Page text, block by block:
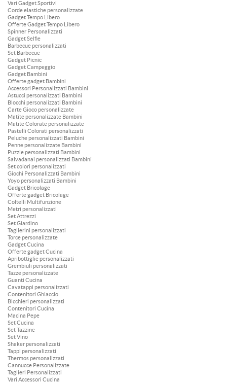
Vari Gadget Sportivi
Corde elastiche personalizzate
Gadget Tempo Libero
Offerte Gadget Tempo Libero
Spinner Personalizzati
Gadget Selfie
Barbecue personalizzati
Set Barbecue
Gadget Picnic
Gadget Campeggio
Gadget Bambini
Offerte gadget Bambini
Accessori Personalizzati Bambini
Astucci personalizzati Bambini
Blocchi personalizzati Bambini
Carte Gioco personalizzate
Matite personalizzate Bambini
Matite Colorate personalizzate
Pastelli Colorati personalizzati
Peluche personalizzati Bambini
Penne personalizzate Bambini
Puzzle personalizzati Bambini
Salvadanai personalizzati Bambini
Set colori personalizzati
Giochi Personalizzati Bambini
Yoyo personalizzati Bambini
Gadget Bricolage
Offerte gadget Bricolage
Coltelli Multifunzione
Metri personalizzati
Set Attrezzi
Set Giardino
Taglierini personalizzati
Torce personalizzate
Gadget Cucina
Offerte gadget Cucina
Apribottiglie personalizzati
Grembiuli personalizzati
Tazze personalizzate
Guanti Cucina
Cavatappi personalizzati
Contenitori Ghiaccio
Bicchieri personalizzati
Contenitori Cucina
Macina Pepe
Set Cucina
Set Tazzine
Set Vino
Shaker personalizzati
Tappi personalizzati
Thermos personalizzati
Cannucce Personalizzate
Taglieri Personalizzati
Vari Accessori Cucina